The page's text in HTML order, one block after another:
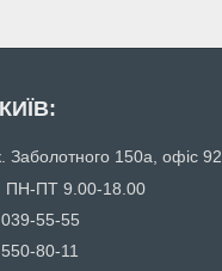
Заболотного 150а, офіс 92
ПН-ПТ 9.00-18.00
55-55
80-11